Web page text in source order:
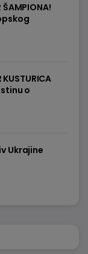
ŠAMPIONA!
KUSTURICA
o
Ukrajine